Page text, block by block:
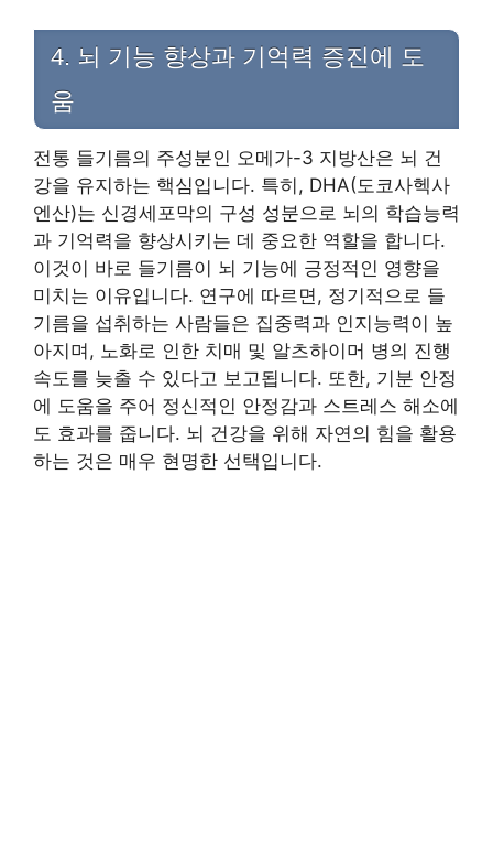
4. 뇌 기능 향상과 기억력 증진에 도
움
전통 들기름의 주성분인 오메가-3 지방산은 뇌 건
강을 유지하는 핵심입니다. 특히, DHA(도코사헥사
엔산)는 신경세포막의 구성 성분으로 뇌의 학습능력
과 기억력을 향상시키는 데 중요한 역할을 합니다.
이것이 바로 들기름이 뇌 기능에 긍정적인 영향을
미치는 이유입니다. 연구에 따르면, 정기적으로 들
기름을 섭취하는 사람들은 집중력과 인지능력이 높
아지며, 노화로 인한 치매 및 알츠하이머 병의 진행
속도를 늦출 수 있다고 보고됩니다. 또한, 기분 안정
에 도움을 주어 정신적인 안정감과 스트레스 해소에
도 효과를 줍니다. 뇌 건강을 위해 자연의 힘을 활용
하는 것은 매우 현명한 선택입니다.